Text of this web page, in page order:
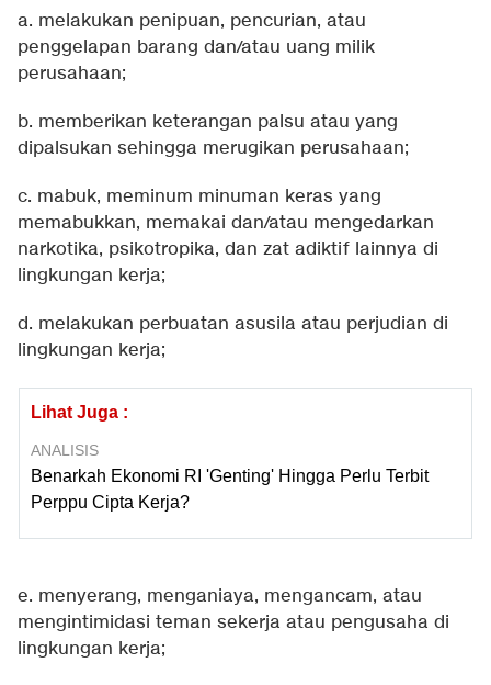
a. melakukan penipuan, pencurian, atau
penggelapan barang dan/atau uang milik
perusahaan;
b. memberikan keterangan palsu atau yang
dipalsukan sehingga merugikan perusahaan;
c. mabuk, meminum minuman keras yang
memabukkan, memakai dan/atau mengedarkan
narkotika, psikotropika, dan zat adiktif lainnya di
lingkungan kerja;
d. melakukan perbuatan asusila atau perjudian di
lingkungan kerja;
Lihat Juga :
ANALISIS
Benarkah Ekonomi RI 'Genting' Hingga Perlu Terbit
Perppu Cipta Kerja?
e. menyerang, menganiaya, mengancam, atau
mengintimidasi teman sekerja atau pengusaha di
lingkungan kerja;